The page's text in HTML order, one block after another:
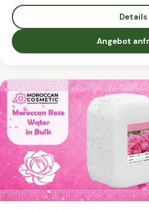
Details
Angebot